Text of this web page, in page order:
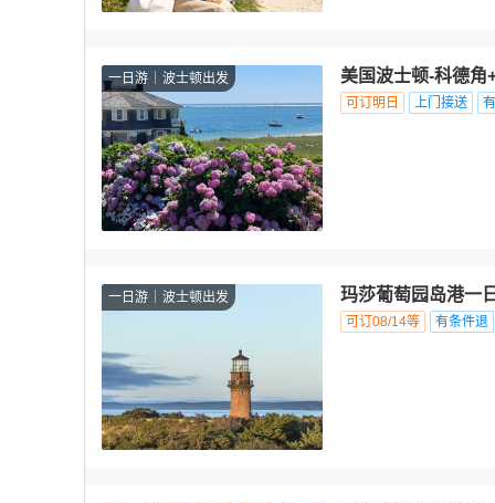
一日游 波士顿出发 美国波士顿-科德角
可订明日 上门接送
一日游 波士顿出发 玛莎葡萄园岛港一
可订08/14等 有条件退